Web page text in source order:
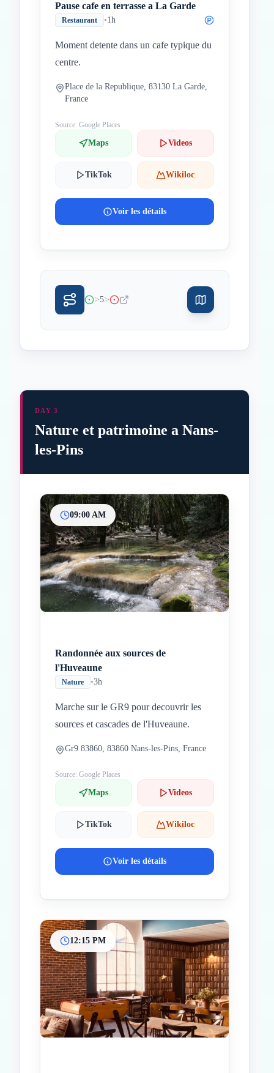
Pause cafe en terrasse a La Garde
Restaurant •1h
Moment detente dans un cafe typique du
centre.
Place de la Republique, 83130 La Garde,
France
Source: Google Places
Maps Videos
TikTok Wikiloc
Voir les détails
>5>
InicioParadas intermedias
Final
DAY 3
Nature et patrimoine a Nans-
les-Pins
09:00 AM
Randonnée aux sources de
l'Huveaune
Nature •3h
Marche sur le GR9 pour decouvrir les
sources et cascades de l'Huveaune.
Gr9 83860, 83860 Nans-les-Pins, France
Source: Google Places
Maps Videos
TikTok Wikiloc
Voir les détails
12:15 PM